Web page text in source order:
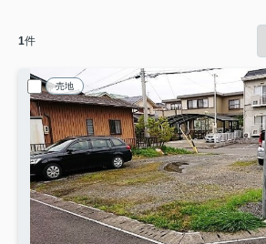
1件
売地